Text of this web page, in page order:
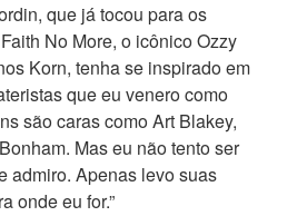
que já tocou para os
No More, o icônico Ozzy
Korn, tenha se inspirado em
que eu venero como
são caras como Art Blakey,
Mas eu não tento ser
admiro. Apenas levo suas
onde eu for.”